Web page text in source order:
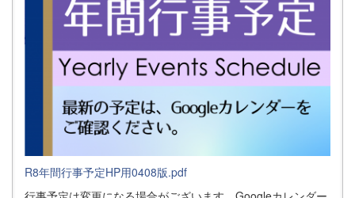
R8年間行事予定HP用0408版.pdf